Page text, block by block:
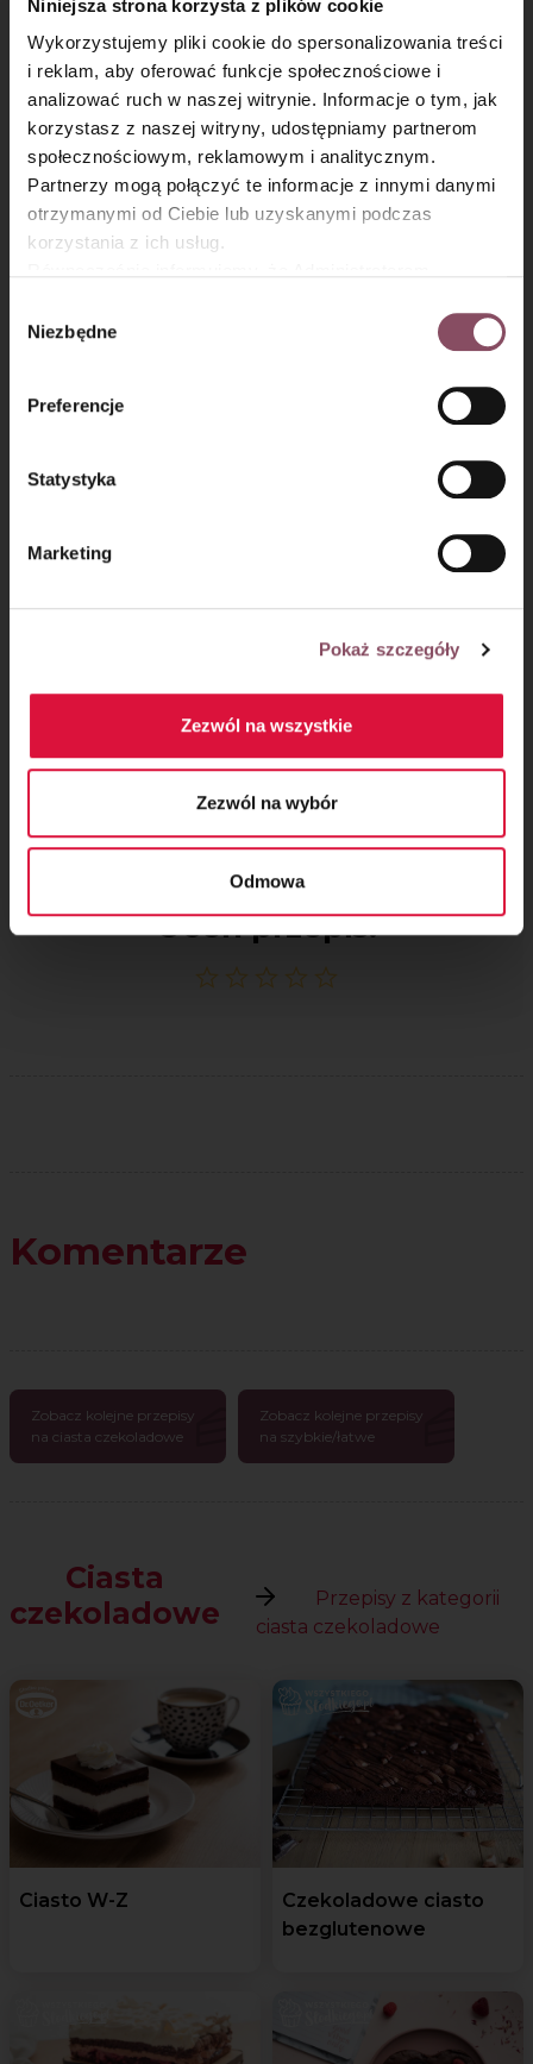
Niniejsza strona korzysta z plików cookie
Wykorzystujemy pliki cookie do spersonalizowania treści
i reklam, aby oferować funkcje społecznościowe i
analizować ruch w naszej witrynie. Informacje o tym, jak
korzystasz z naszej witryny, udostępniamy partnerom
społecznościowym, reklamowym i analitycznym.
Partnerzy mogą połączyć te informacje z innymi danymi
otrzymanymi od Ciebie lub uzyskanymi podczas
korzystania z ich usług.
Gdańsk (80-339) adres: Dickmana 14/15 więcej
informacji o przetwarzaniu danych osobowych oraz
Polityce
prywatności.
zgody
Niezbędne
Preferencje
Statystyka
Marketing
Pokaż szczegóły
Zezwól na wszystkie
Zezwól na wybór
Odmowa
Kubek wstaw do mikrofalówki ustawionej na najwyższą moc
Oceń przepis!
Komentarze
Zobacz kolejne przepisy
na ciasta czekoladowe
Zobacz kolejne przepisy
na szybkie/łatwe
Ciasta
czekoladowe
Przepisy z kategorii
ciasta czekoladowe
Ciasto W-Z
Czekoladowe ciasto
bezglutenowe
×